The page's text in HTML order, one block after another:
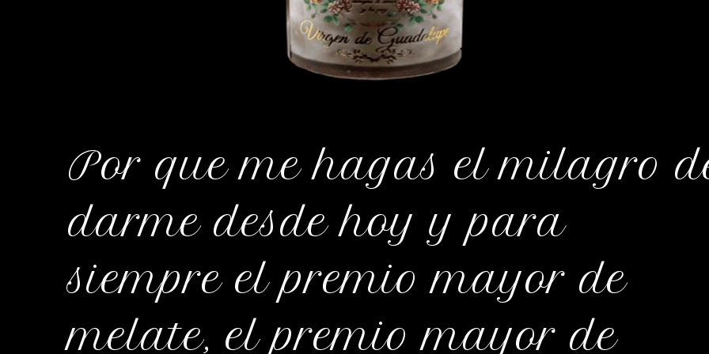
Por que me hagas el milagro
darme desde hoy y para
siempre el premio mayor de
melate, el premio mayor de